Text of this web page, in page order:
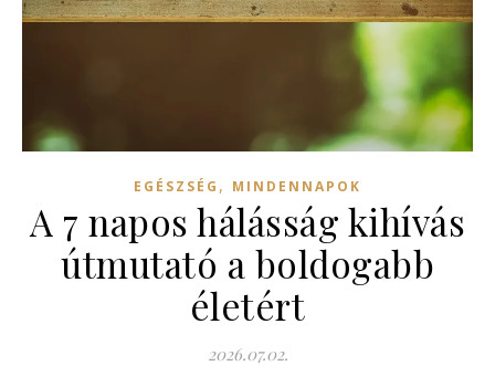
EGÉSZSÉG , MINDENNAPOK
A 7 napos hálásság kihívás
útmutató a boldogabb
életért
2026.07.02.